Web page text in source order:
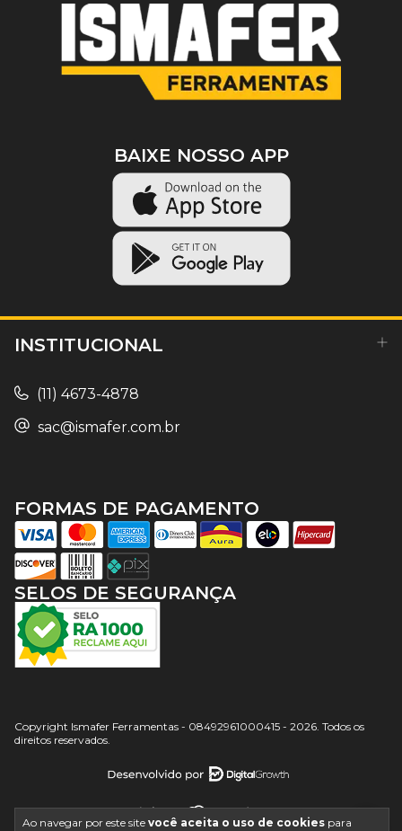
Ao navegar por este site você aceita o uso de cookies para
INSTITUCIONAL
(11) 4673-4878
sac@ismafer.com.br
BAIXE NOSSO APP
SELOS DE SEGURANÇA
FORMAS DE PAGAMENTO
Copyright Ismafer Ferramentas - 08492961000415 - 2026. Todos os
direitos reservados.